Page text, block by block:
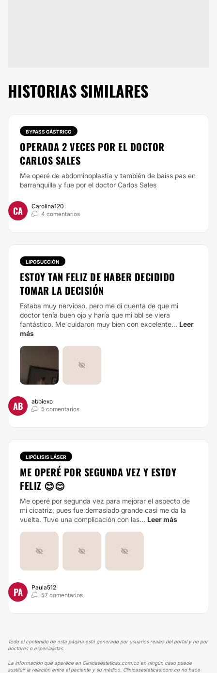
HISTORIAS SIMILARES
BYPASS GÁSTRICO
OPERADA 2 VECES POR EL DOCTOR
CARLOS SALES
Me operé de abdominoplastia y también de baiss pas en
barranquilla y fue por el doctor Carlos Sales
CA
Carolina120
4 comentarios
LIPOSUCCIÓN
ESTOY TAN FELIZ DE HABER DECIDIDO
TOMAR LA DECISIÓN
Estaba muy nervioso, pero me di cuenta de que mi
doctor tenía buen ojo y haría que mi bbl se viera
fantástico. Me cuidaron muy bien con excelente... Leer
más
AB
abbiexo
5 comentarios
LIPÓLISIS LÁSER
ME OPERÉ POR SEGUNDA VEZ Y ESTOY
FELIZ 😊😊
Me operé por segunda vez para mejorar el aspecto de
mi cicatriz, pues fue demasiado grande casi me da la
vuelta. Tuve una complicación con las... Leer más
PA
Paula512
57 comentarios
Todo el contenido de esta página está generado por usuarios reales del portal y no por
doctores o especialistas.
La información que aparece en Clinicasesteticas.com.co en ningún caso puede
sustituir la relación entre el paciente y su médico. Clinicasesteticas.com.co no hace